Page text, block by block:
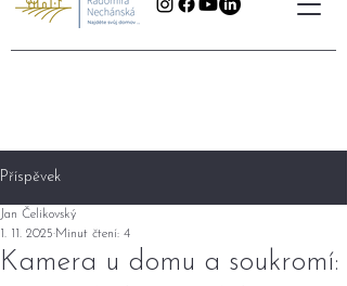
Příspěvek
Kamera u domu a soukromí:
Jan Čelikovský
1. 11. 2025 Minut čtení: 4